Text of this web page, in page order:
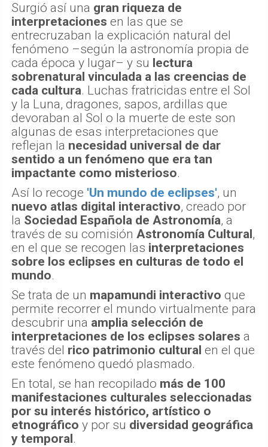
Surgió así una gran riqueza de
interpretaciones en las que se
entrecruzaban la explicación natural del
fenómeno –según la astronomía propia de
cada época y lugar– y su lectura
sobrenatural vinculada a las creencias de
cada cultura. Luchas fratricidas entre el Sol
y la Luna, dragones, sapos, ardillas que
devoraban al Sol o la muerte de este son
algunas de esas interpretaciones que
reflejan la necesidad universal de dar
sentido a un fenómeno que era tan
impactante como misterioso.
Así lo recoge 'Un mundo de eclipses', un
nuevo atlas digital interactivo, creado por
la Sociedad Española de Astronomía, a
través de su comisión Astronomía Cultural,
en el que se recogen las interpretaciones
sobre los eclipses en culturas de todo el
mundo.
Se trata de un mapamundi interactivo que
permite recorrer el mundo virtualmente para
descubrir una amplia selección de
interpretaciones de los eclipses solares a
través del rico patrimonio cultural en el que
este fenómeno quedó plasmado.
En total, se han recopilado más de 100
manifestaciones culturales seleccionadas
por su interés histórico, artístico o
etnográfico y por su diversidad geográfica
y temporal.